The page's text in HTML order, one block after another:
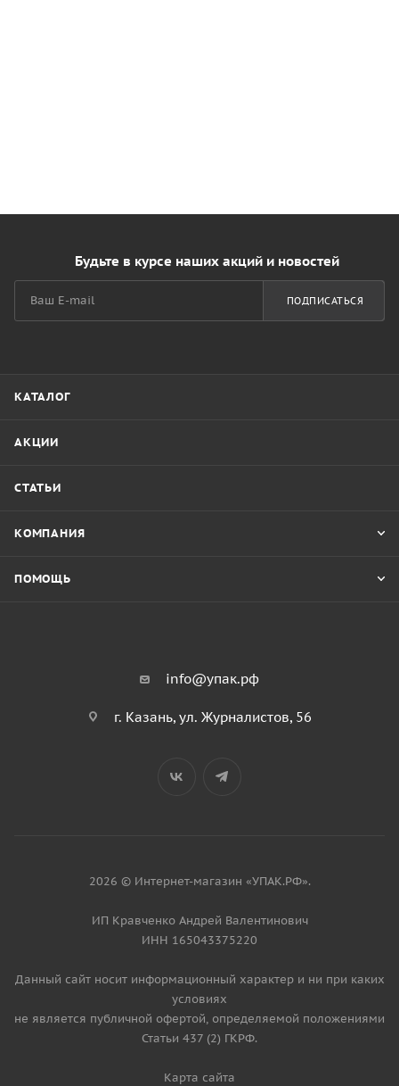
Будьте в курсе наших акций и новостей
ПОДПИСАТЬСЯ
КАТАЛОГ
АКЦИИ
СТАТЬИ
КОМПАНИЯ
ПОМОЩЬ
info@упак.рф
г. Казань, ул. Журналистов, 56
2026 © Интернет-магазин «УПАК.РФ».
ИП Кравченко Андрей Валентинович
ИНН 165043375220
Данный сайт носит информационный характер и ни при каких
условиях
не является публичной офертой, определяемой положениями
Статьи 437 (2) ГКРФ.
Карта сайта